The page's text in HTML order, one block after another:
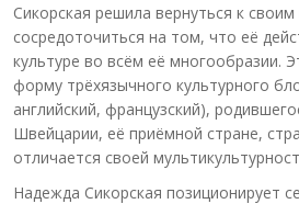
Сикорская решила вернуться к
сосредоточиться на том, что её
культуре во всём её многообразии.
форму трёхязычного культурного
английский, французский),
Швейцарии, её приёмной стране,
отличается своей
Надежда Сикорская позиционирует